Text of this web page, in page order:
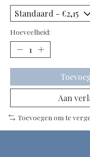
Hoeveelheid:
Aan
Toevoegen om te